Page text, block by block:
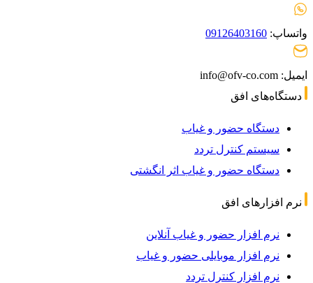
واتساپ: 09126403160
ایمیل: info@ofv-co.com
دستگاه‌های افق
دستگاه حضور و غیاب
سیستم کنترل تردد
دستگاه حضور و غیاب اثر انگشتی
نرم افزارهای افق
نرم افزار حضور و غیاب آنلاین
نرم افزار موبایلی حضور و غیاب
نرم افزار کنترل تردد